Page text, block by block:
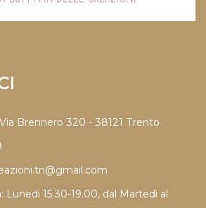
Brennero 320 - 38121 Trento
Lunedi 15.30-19.00, dal Martedì al